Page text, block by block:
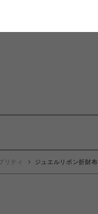
リティ ジュエルリボン折財布